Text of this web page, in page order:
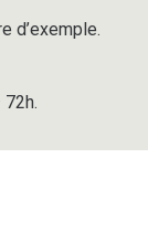
d’exemple.